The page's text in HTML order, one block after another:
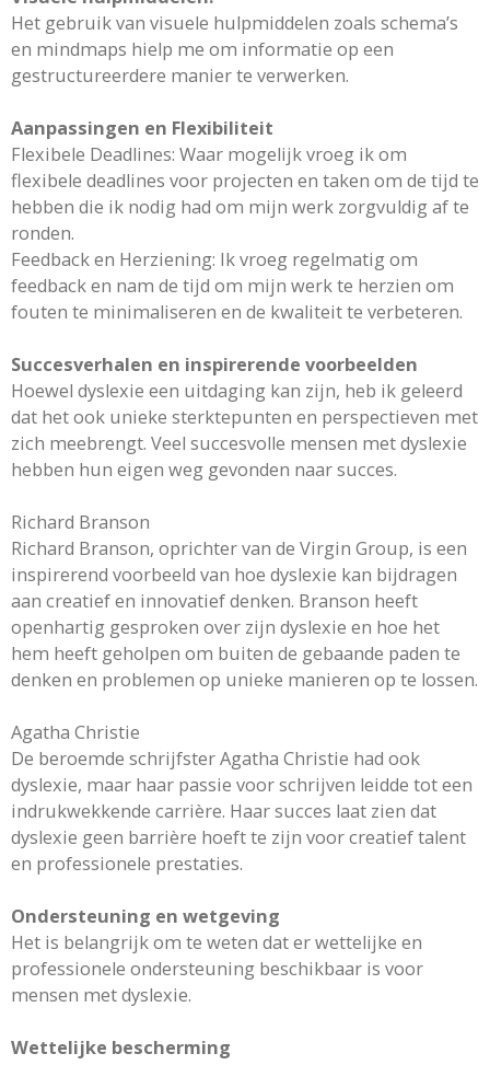
Het gebruik van visuele hulpmiddelen zoals schema’s
en mindmaps hielp me om informatie op een
gestructureerdere manier te verwerken.
Aanpassingen en Flexibiliteit
Flexibele Deadlines: Waar mogelijk vroeg ik om
flexibele deadlines voor projecten en taken om de tijd te
hebben die ik nodig had om mijn werk zorgvuldig af te
ronden.
Feedback en Herziening: Ik vroeg regelmatig om
feedback en nam de tijd om mijn werk te herzien om
fouten te minimaliseren en de kwaliteit te verbeteren.
Succesverhalen en inspirerende voorbeelden
Hoewel dyslexie een uitdaging kan zijn, heb ik geleerd
dat het ook unieke sterktepunten en perspectieven met
zich meebrengt. Veel succesvolle mensen met dyslexie
hebben hun eigen weg gevonden naar succes.
Richard Branson
Richard Branson, oprichter van de Virgin Group, is een
inspirerend voorbeeld van hoe dyslexie kan bijdragen
aan creatief en innovatief denken. Branson heeft
openhartig gesproken over zijn dyslexie en hoe het
hem heeft geholpen om buiten de gebaande paden te
denken en problemen op unieke manieren op te lossen.
Agatha Christie
De beroemde schrijfster Agatha Christie had ook
dyslexie, maar haar passie voor schrijven leidde tot een
indrukwekkende carrière. Haar succes laat zien dat
dyslexie geen barrière hoeft te zijn voor creatief talent
en professionele prestaties.
Ondersteuning en wetgeving
Het is belangrijk om te weten dat er wettelijke en
professionele ondersteuning beschikbaar is voor
mensen met dyslexie.
Wettelijke bescherming